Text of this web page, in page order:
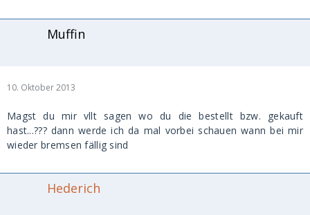
Muffin
10. Oktober 2013
Magst du mir vllt sagen wo du die bestellt bzw. gekauft
hast...??? dann werde ich da mal vorbei schauen wann bei mir
wieder bremsen fällig sind
Hederich